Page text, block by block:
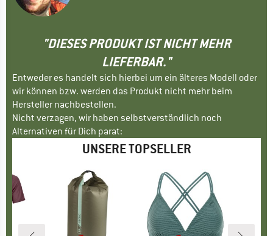
"DIESES PRODUKT IST NICHT MEHR
LIEFERBAR."
Entweder es handelt sich hierbei um ein älteres Modell oder
wir können bzw. werden das Produkt nicht mehr beim
Hersteller nachbestellen.
Nicht verzagen, wir haben selbstverständlich noch
Alternativen für Dich parat:
UNSERE TOPSELLER